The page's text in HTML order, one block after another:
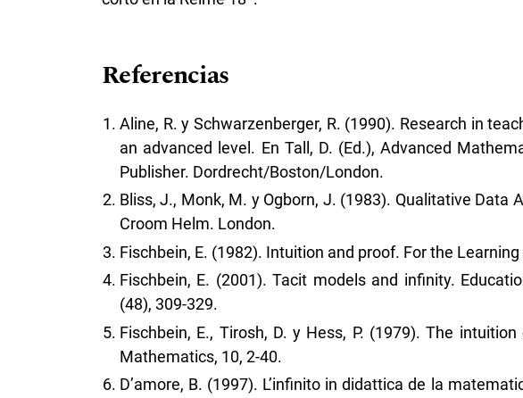
Referencias
Aline, R. y Schwarzenberger, R. (1990). Research in
an advanced level. En Tall, D. (Ed.), Advanced
Publisher. Dordrecht/Boston/London.
Bliss, J., Monk, M. y Ogborn, J. (1983). Qualitative Data
Croom Helm. London.
Fischbein, E. (1982). Intuition and proof. For the
Fischbein, E. (2001). Tacit models and infinity.
(48), 309-329.
Fischbein, E., Tirosh, D. y Hess, P. (1979). The
Mathematics, 10, 2-40.
D’amore, B. (1997). L’infinito in didattica de la